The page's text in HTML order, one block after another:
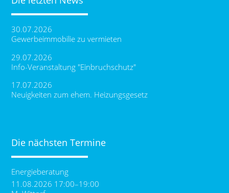
30.07.2026
Gewerbeimmobilie zu vermieten
29.07.2026
Info-Veranstaltung "Einbruchschutz"
17.07.2026
Neuigkeiten zum ehem. Heizungsgesetz
Die nächsten Termine
Energieberatung
11.08.2026 17:00–19:00